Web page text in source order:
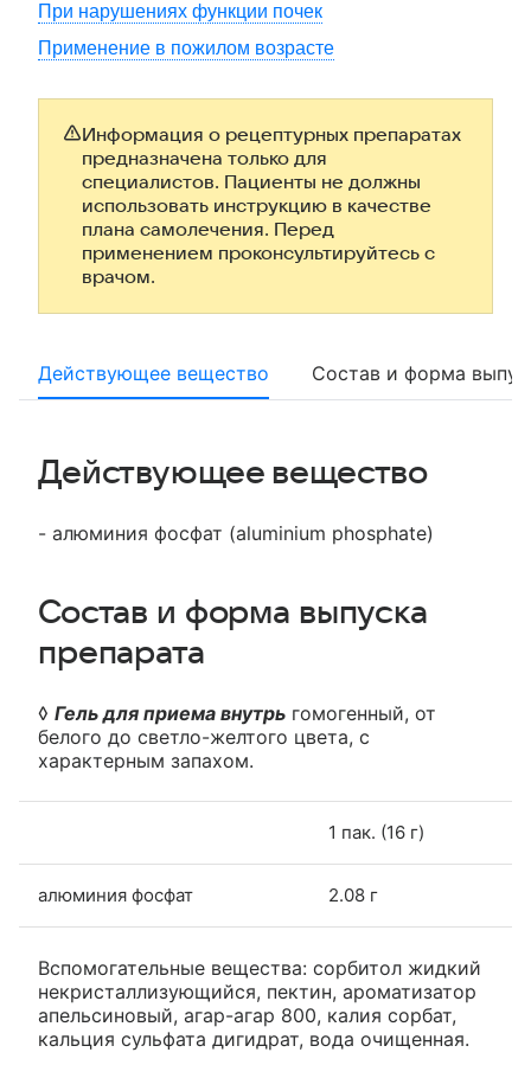
При нарушениях функции почек
Применение в пожилом возрасте
Информация о рецептурных препаратах
предназначена только для
специалистов. Пациенты не должны
использовать инструкцию в качестве
плана самолечения. Перед
применением проконсультируйтесь с
врачом.
Действующее вещество Состав и форма
Действующее вещество
- алюминия фосфат (aluminium phosphate)
Состав и форма выпуска
препарата
◊ Гель для приема внутрь гомогенный, от
белого до светло-желтого цвета, с
характерным запахом.
1 пак. (16 г)
алюминия фосфат 2.08 г
Вспомогательные вещества: сорбитол жидкий
некристаллизующийся, пектин, ароматизатор
апельсиновый, агар-агар 800, калия сорбат,
кальция сульфата дигидрат, вода очищенная.